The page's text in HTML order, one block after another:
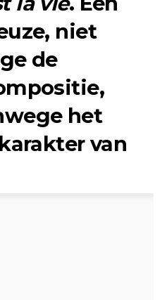
niet
de
het
van